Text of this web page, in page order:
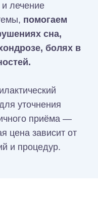
лечение
помогаем
сна,
болях в
уточнения
приёма —
цена зависит от
и процедур.